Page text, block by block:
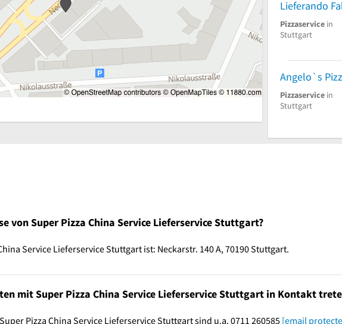
Pizzaservice in
Stuttgart
Pizzaservice in
Stuttgart
von Super Pizza China Service Lieferservice Stuttgart?
Service Lieferservice Stuttgart ist: Neckarstr. 140 A, 70190 Stuttgart.
mit Super Pizza China Service Lieferservice Stuttgart in Kontakt
Pizza China Service Lieferservice Stuttgart sind u.a. 0711 260585 [email